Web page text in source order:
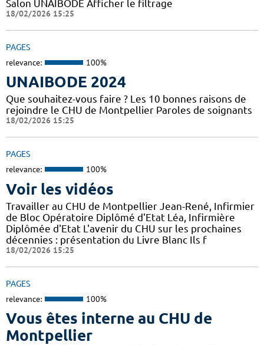
Salon UNAIBODE Afficher le filtrage
18/02/2026 15:25
PAGES
relevance: 100%
UNAIBODE 2024
Que souhaitez-vous faire ? Les 10 bonnes raisons de
rejoindre le CHU de Montpellier Paroles de soignants
18/02/2026 15:25
PAGES
relevance: 100%
Voir les vidéos
Travailler au CHU de Montpellier Jean-René, Infirmier
de Bloc Opératoire Diplômé d'Etat Léa, Infirmière
Diplômée d'Etat L'avenir du CHU sur les prochaines
décennies : présentation du Livre Blanc Ils f
18/02/2026 15:25
PAGES
relevance: 100%
Vous êtes interne au CHU de
Montpellier